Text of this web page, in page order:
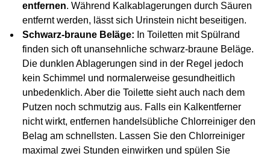
entfernen. Während Kalkablagerungen durch Säuren
entfernt werden, lässt sich Urinstein nicht beseitigen.
Schwarz-braune Beläge: In Toiletten mit Spülrand
finden sich oft unansehnliche schwarz-braune Beläge.
Die dunklen Ablagerungen sind in der Regel jedoch
kein Schimmel und normalerweise gesundheitlich
unbedenklich. Aber die Toilette sieht auch nach dem
Putzen noch schmutzig aus. Falls ein Kalkentferner
nicht wirkt, entfernen handelsübliche Chlorreiniger den
Belag am schnellsten. Lassen Sie den Chlorreiniger
maximal zwei Stunden einwirken und spülen Sie